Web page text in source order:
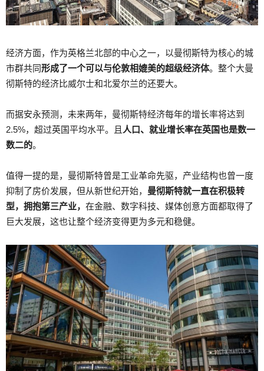
经济方面，作为英格兰北部的中心之一，以曼彻斯特为核心的城
市群共同形成了一个可以与伦敦相媲美的超级经济体。整个大曼
彻斯特的经济比威尔士和北爱尔兰的还要大。
而据安永预测，未来两年，曼彻斯特经济每年的增长率将达到
2.5%，超过英国平均水平。且 人口、就业增长率在英国也是数一
数二的。
值得一提的是，曼彻斯特曾是工业革命先驱，产业结构也曾一度
抑制了房价发展，但从新世纪开始， 曼彻斯特就一直在积极转
型，拥抱第三产业， 在金融、数字科技、媒体创意方面都取得了
巨大发展，这也让整个经济变得更为多元和稳健。